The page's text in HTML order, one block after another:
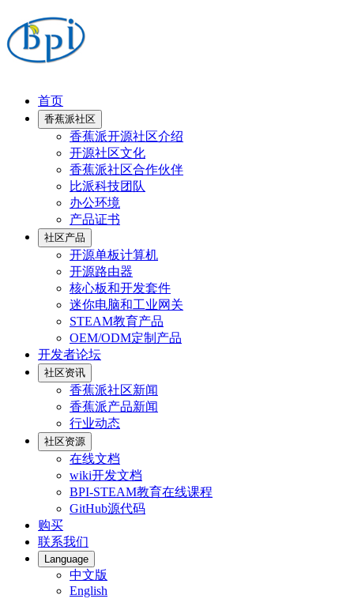
首页
香蕉派社区
香蕉派开源社区介绍
开源社区文化
香蕉派社区合作伙伴
比派科技团队
办公环境
产品证书
社区产品
开源单板计算机
开源路由器
核心板和开发套件
迷你电脑和工业网关
STEAM教育产品
OEM/ODM定制产品
开发者论坛
社区资讯
香蕉派社区新闻
香蕉派产品新闻
行业动态
社区资源
在线文档
wiki开发文档
BPI-STEAM教育在线课程
GitHub源代码
购买
联系我们
Language
中文版
English